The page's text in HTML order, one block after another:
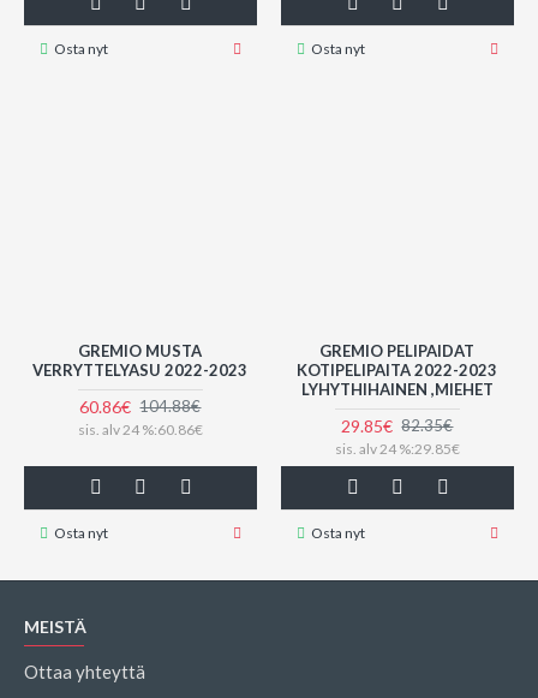
Osta nyt Osta nyt
GREMIO MUSTA
VERRYTTELYASU 2022-2023
60.86€ 104.88€
sis. alv 24 %:60.86€
Osta nyt
GREMIO PELIPAIDAT
KOTIPELIPAITA 2022-2023
LYHYTHIHAINEN ,MIEHET
29.85€ 82.35€
sis. alv 24 %:29.85€
Osta nyt
MEISTÄ
Ottaa yhteyttä